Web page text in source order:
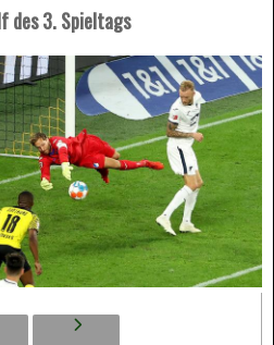
des 3. Spieltags